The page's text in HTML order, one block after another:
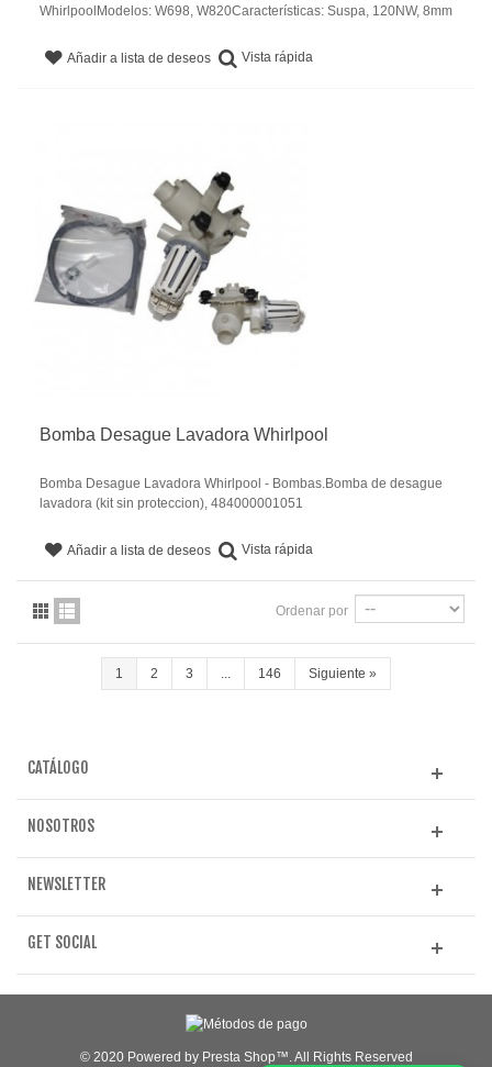
WhirlpoolModelos: W698, W820Características: Suspa, 120NW, 8mm
Añadir a lista de deseos Vista rápida
Bomba Desague Lavadora Whirlpool
Bomba Desague Lavadora Whirlpool - Bombas.Bomba de desague
lavadora (kit sin proteccion), 484000001051
Añadir a lista de deseos Vista rápida
Ordenar por
1 2 3 146 Siguiente »
CATÁLOGO
NOSOTROS
NEWSLETTER
GET SOCIAL
© 2020 Powered by Presta Shop™. All Rights Reserved